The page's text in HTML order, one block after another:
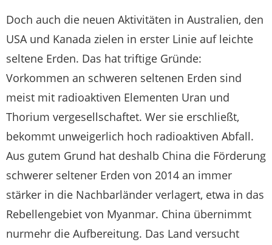
Doch auch die neuen Aktivitäten in Australien, den
USA und Kanada zielen in erster Linie auf leichte
seltene Erden. Das hat triftige Gründe:
Vorkommen an schweren seltenen Erden sind
meist mit radioaktiven Elementen Uran und
Thorium vergesellschaftet. Wer sie erschließt,
bekommt unweigerlich hoch radioaktiven Abfall.
Aus gutem Grund hat deshalb China die Förderung
schwerer seltener Erden von 2014 an immer
stärker in die Nachbarländer verlagert, etwa in das
Rebellengebiet von Myanmar. China übernimmt
nurmehr die Aufbereitung. Das Land versucht